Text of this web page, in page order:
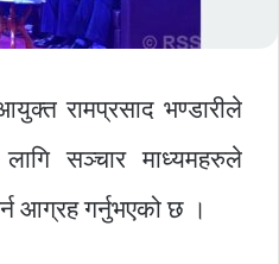
रामप्रसाद भण्डारीले
सञ्चार माध्यमहरुले
आग्रह गर्नुभएको छ ।